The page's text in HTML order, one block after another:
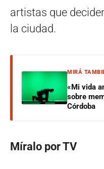
artistas que
la ciudad.
MIRÁ
«Mi vida
sobre
Córdoba
Míralo por TV